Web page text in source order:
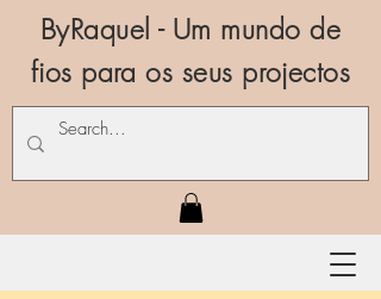
ByRaquel - Um mundo de
fios para os seus projectos